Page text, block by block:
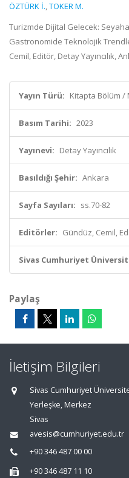
ÖZTÜRK İ.,TOKER M.
Turizmde Dijital Gelecek:
Gastronomide Teknolojik
Cemil, Editör, Detay Yayıncılık,
Yayın Türü: Kitapta Bölüm /
Basım Tarihi: 2023
Yayınevi: Detay Yayıncılık
Basıldığı Şehir: Ankara
Sayfa Sayıları: ss.70-82
Editörler: Gündüz, Cemil,
Sivas Cumhuriyet
Paylaş
İletişim Bilgileri
Sivas Cumhuriyet
Yerleşke, Merkez
Sivas
avesis@cumhuriyet.edu.tr
+90 346 487 00 00
+90 346 487 11 10